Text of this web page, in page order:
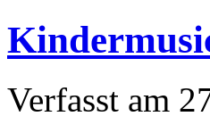
Verfasst am